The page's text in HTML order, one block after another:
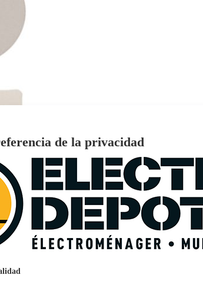
159€ 96
Pago aplazos
EcoTank EPSON ET-2861
de la privacidad